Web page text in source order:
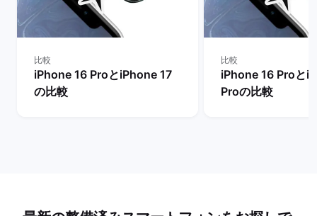
比較
iPhone 16 ProとiPhone 17
の比較
比較
iPhone 16 Proと
Proの比較